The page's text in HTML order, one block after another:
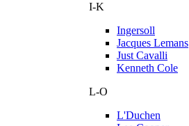
I-K
Ingersoll
Jacques Lemans
Just Cavalli
Kenneth Cole
L-O
L'Duchen